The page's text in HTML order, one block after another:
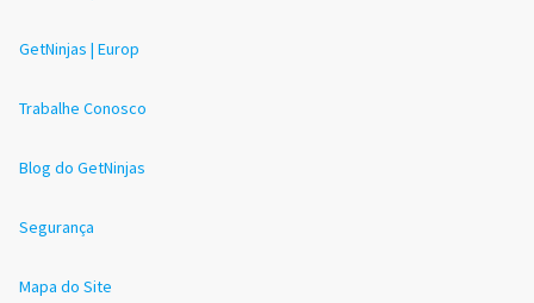
GetNinjas | Europ
Trabalhe Conosco
Blog do GetNinjas
Segurança
Mapa do Site